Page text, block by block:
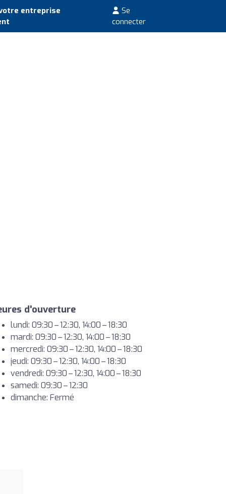
entreprise
Se
connecter
d'ouverture
lundi: 09:30 – 12:30, 14:00 – 18:30
mardi: 09:30 – 12:30, 14:00 – 18:30
mercredi: 09:30 – 12:30, 14:00 – 18:30
jeudi: 09:30 – 12:30, 14:00 – 18:30
vendredi: 09:30 – 12:30, 14:00 – 18:30
samedi: 09:30 – 12:30
dimanche: Fermé